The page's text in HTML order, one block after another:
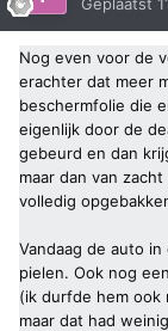
Nog even voor de
erachter dat meer
beschermfolie die
eigenlijk door de
gebeurd en dan
maar dan van
volledig
Vandaag de auto
pielen. Ook nog
(ik durfde hem
maar dat had